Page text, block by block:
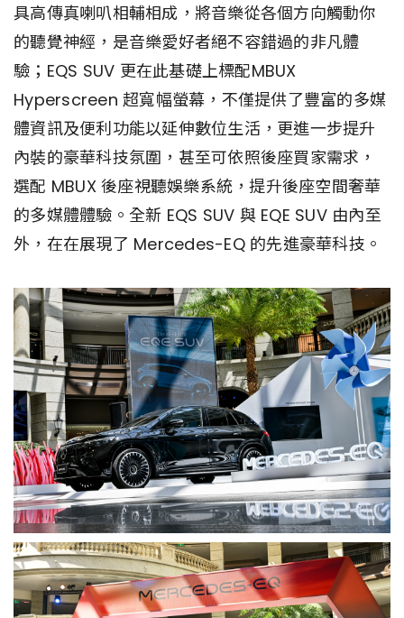
具高傳真喇叭相輔相成，將音樂從各個方向觸動你
的聽覺神經，是音樂愛好者絕不容錯過的非凡體
驗；EQS SUV 更在此基礎上標配MBUX
Hyperscreen 超寬幅螢幕，不僅提供了豐富的多媒
體資訊及便利功能以延伸數位生活，更進一步提升
內裝的豪華科技氛圍，甚至可依照後座買家需求，
選配 MBUX 後座視聽娛樂系統，提升後座空間奢華
的多媒體體驗。全新 EQS SUV 與 EQE SUV 由內至
外，在在展現了 Mercedes-EQ 的先進豪華科技。